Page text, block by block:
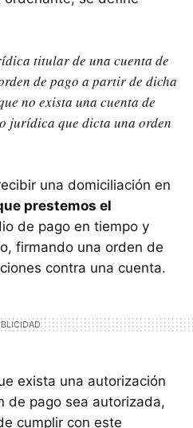
titular de una cuenta de
de pago a partir de dicha
no exista una cuenta de
jurídica que dicta una orden
una domiciliación en
prestemos el
de pago en tiempo y
firmando una orden de
contra una cuenta.
exista una autorización
de pago sea autorizada,
cumplir con este